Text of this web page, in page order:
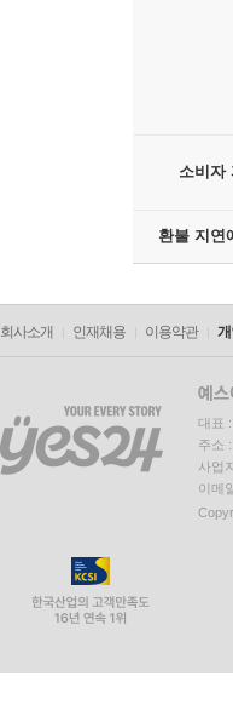
소비자
환불 지연
회사소개 인재채용 이용약관 개
대표
주소
사업
이메